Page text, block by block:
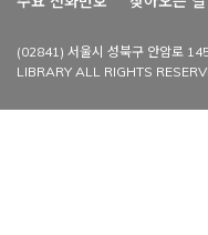
(02841) 서울시 성북구 안암로
LIBRARY ALL RIGHTS